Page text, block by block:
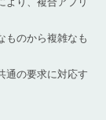
ものから複雑なも
通の要求に対応す